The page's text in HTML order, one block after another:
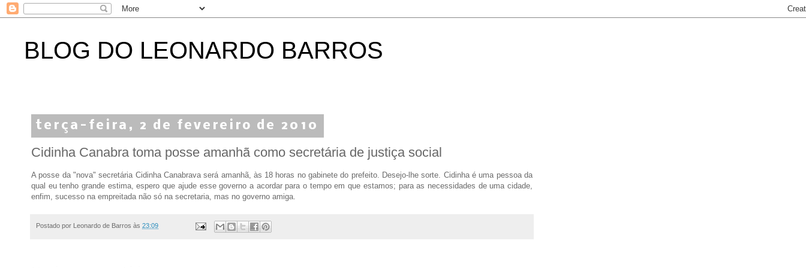
BLOG DO LEONARDO BARROS
terça-feira, 2 de fevereiro de 2010
Cidinha Canabra toma posse amanhã como secretária de justiça social
A posse da "nova" secretária Cidinha Canabrava será amanhã, às 18 horas no gabinete do prefeito. Desejo-lhe sorte. Cidinha é uma pessoa da
qual eu tenho grande estima, espero que ajude esse governo a acordar para o tempo em que estamos; para as necessidades de uma cidade,
enfim, sucesso na empreitada não só na secretaria, mas no governo amiga.
Postado por Leonardo de Barros às 23:09